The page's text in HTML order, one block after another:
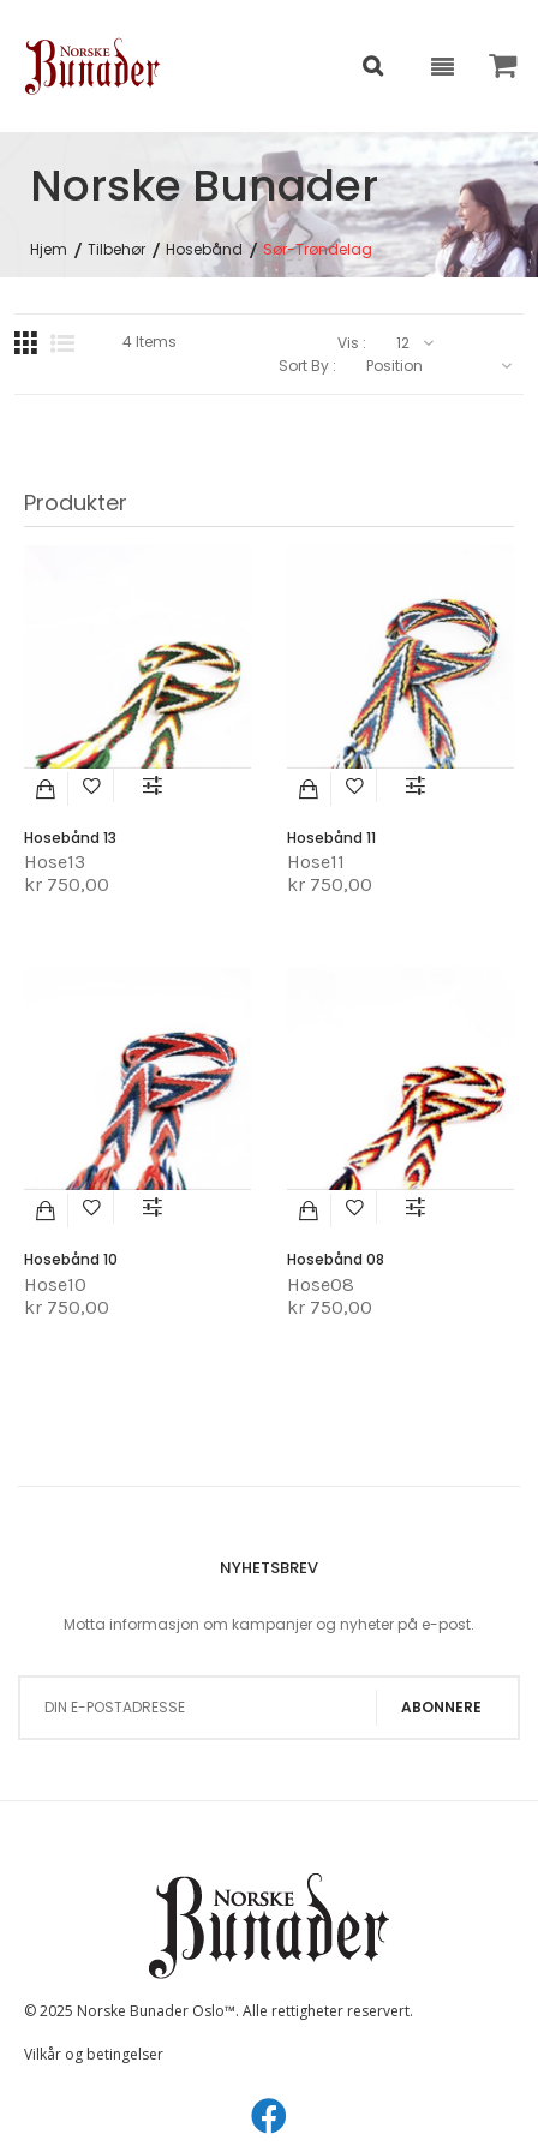
Norske Bunader
Hjem Tilbehør Hosebånd Sør-Trøndelag
Produkter
Hosebånd 13
Hose13
kr 750,00
Hosebånd 11
Hose11
kr 750,00
Hosebånd 10
Hose10
kr 750,00
Hosebånd 08
Hose08
kr 750,00
4Items
Vis :
Sort By :
NYHETSBREV
Motta informasjon om kampanjer og nyheter på e-post.
ABONNERE
© 2025 Norske Bunader Oslo™. Alle rettigheter reservert.
Vilkår og betingelser